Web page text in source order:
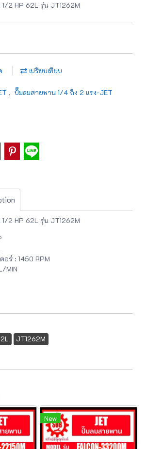
2 HP 62L รุ่น JT1262M
เปรียบเทียบ
, ปั๊มลมสายพาน 1/4 ถึง 2 แรง-JET
2 HP 62L รุ่น JT1262M
อร์ : 1450 RPM
MIN
JT1262M
New